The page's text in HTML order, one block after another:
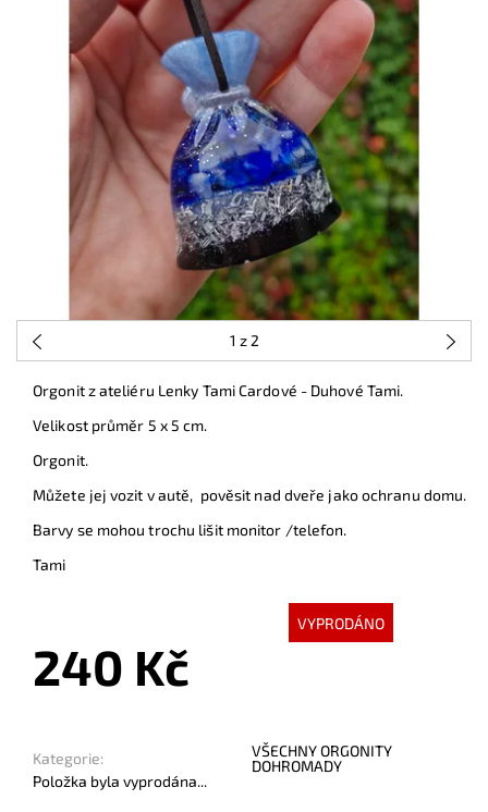
1 z 2
Orgonit z ateliéru Lenky Tami Cardové - Duhové Tami.
Velikost průměr 5 x 5 cm.
Orgonit.
Můžete jej vozit v autě, pověsit nad dveře jako ochranu domu.
Barvy se mohou trochu lišit monitor /telefon.
Tami
VYPRODÁNO
240 Kč
Kategorie:
VŠECHNY ORGONITY
DOHROMADY
Položka byla vyprodána...